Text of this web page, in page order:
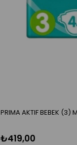
PRIMA AKTIF BEBEK (3)
₺419,00